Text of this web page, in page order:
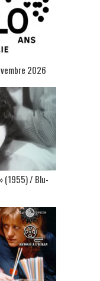
2026
(1955) / Blu-